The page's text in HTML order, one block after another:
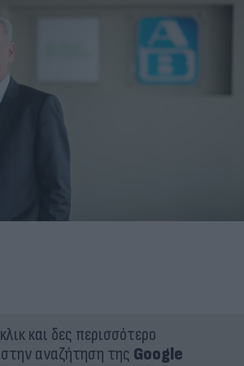
και δες περισσότερο
στην αναζήτηση της Google